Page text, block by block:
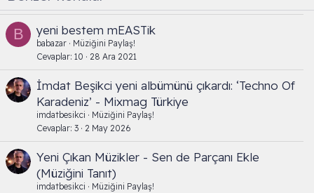
B yeni bestem mEASTik
babazar
Müziğini Paylaş!
Cevaplar 10 28 Ara 2021
İmdat Beşikci yeni albümünü çıkardı: ‘Techno Of
Karadeniz’ - Mixmag Türkiye
imdatbesikci
Müziğini Paylaş!
Cevaplar 3 2 May 2026
Yeni Çıkan Müzikler - Sen de Parçanı Ekle
(Müziğini Tanıt)
imdatbesikci
Müziğini Paylaş!